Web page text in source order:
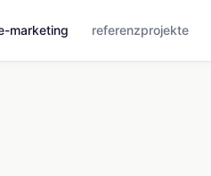
marketing referenzprojekte